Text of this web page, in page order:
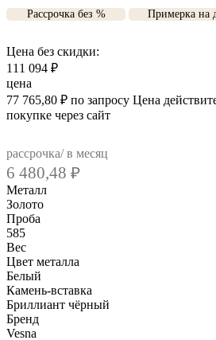
Рассрочка без % Примерка на
Цена без скидки:
111 094 ₽
цена
77 765,80 ₽ по запросу Цена
покупке через сайт
рассрочка/ в месяц
6 480,48 ₽
Металл
Золото
Проба
585
Вес
Цвет металла
Белый
Камень-вставка
Бриллиант чёрный
Бренд
Vesna